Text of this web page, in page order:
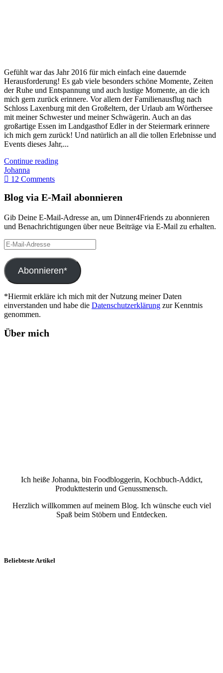
Gefühlt war das Jahr 2016 für mich einfach eine dauernde
Herausforderung! Es gab viele besonders schöne Momente, Zeiten
der Ruhe und Entspannung und auch lustige Momente, an die ich
mich gern zurück erinnere. Vor allem der Familienausflug nach
Schloss Laxenburg mit den Großeltern, der Urlaub am Wörthersee
mit meiner Schwester und meiner Schwägerin. Auch an das
großartige Essen im Landgasthof Edler in der Steiermark erinnere
ich mich gern zurück! Und natürlich an all die tollen Erlebnisse und
Events dieses Jahr,...
Continue reading
Johanna
12 Comments
Blog via E-Mail abonnieren
Gib Deine E-Mail-Adresse an, um Dinner4Friends zu abonnieren
und Benachrichtigungen über neue Beiträge via E-Mail zu erhalten.
E-
Mail-
Adresse
Abonnieren*
*Hiermit erkläre ich mich mit der Nutzung meiner Daten
einverstanden und habe die Datenschutzerklärung zur Kenntnis
genommen.
Über mich
Ich heiße Johanna, bin Foodbloggerin, Kochbuch-Addict,
Produkttesterin und Genussmensch.
Herzlich willkommen auf meinem Blog. Ich wünsche euch viel
Spaß beim Stöbern und Entdecken.
Beliebteste Artikel